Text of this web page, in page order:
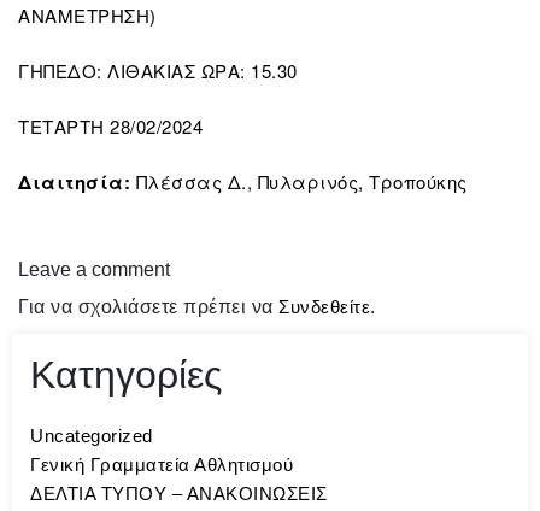
ΑΝΑΜΕΤΡΗΣΗ)
ΓΗΠΕΔΟ: ΛΙΘΑΚΙΑΣ ΩΡΑ: 15.30
ΤΕΤΑΡΤΗ 28/02/2024
Διαιτησία: Πλέσσας Δ., Πυλαρινός, Τροπούκης
Leave a comment
Για να σχολιάσετε πρέπει να Συνδεθείτε.
Κατηγορίες
Uncategorized
Γενική Γραμματεία Αθλητισμού
ΔΕΛΤΙΑ ΤΥΠΟΥ – ΑΝΑΚΟΙΝΩΣΕΙΣ